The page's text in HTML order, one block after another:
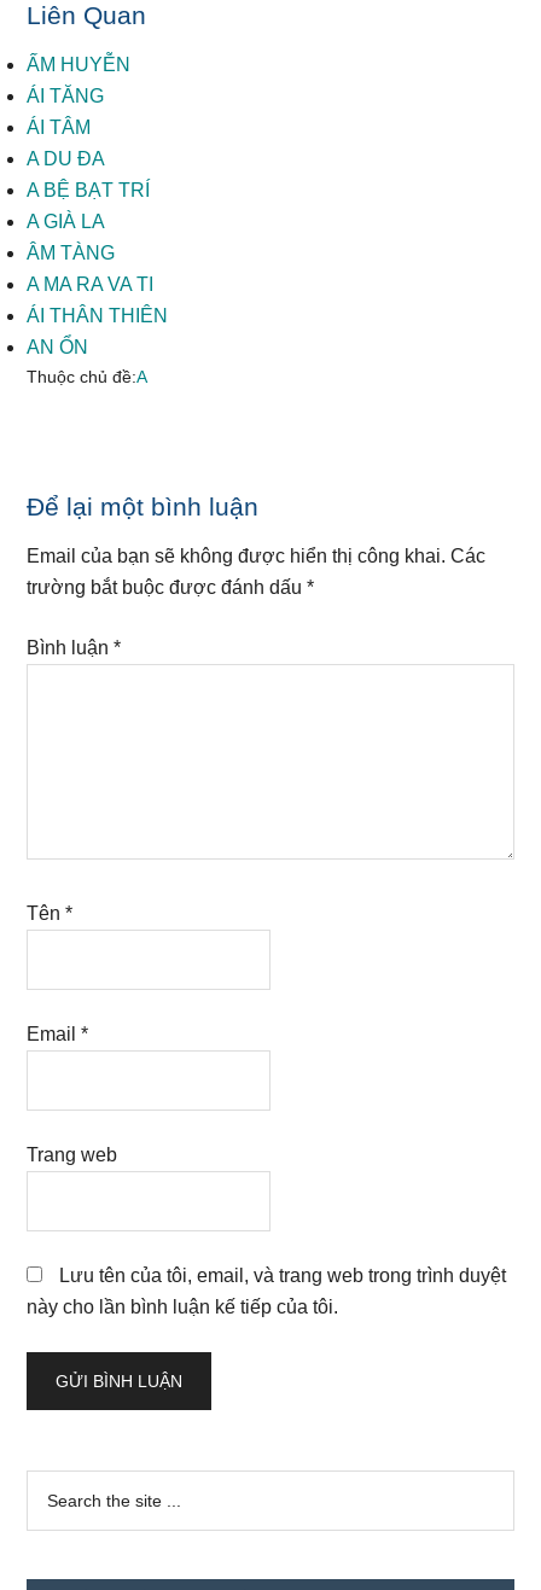
Liên Quan
ẤM HUYỄN
ÁI TĂNG
ÁI TÂM
A DU ĐA
A BỆ BẠT TRÍ
A GIÀ LA
ÂM TÀNG
A MA RA VA TI
ÁI THÂN THIÊN
AN ỔN
Thuộc chủ đề:A
Reader
Interactions
Để lại một bình luận
Email của bạn sẽ không được hiển thị công khai. Các
trường bắt buộc được đánh dấu*
Bình luận*
Tên*
Email*
Trang web
Lưu tên của tôi, email, và trang web trong trình duyệt
này cho lần bình luận kế tiếp của tôi.
Sidebar
chính
...